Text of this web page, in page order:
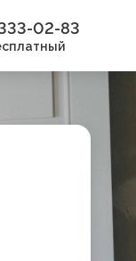
02-83